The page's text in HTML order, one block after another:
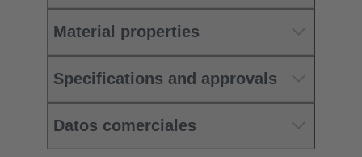
Material properties
Specifications and approvals
Datos comerciales